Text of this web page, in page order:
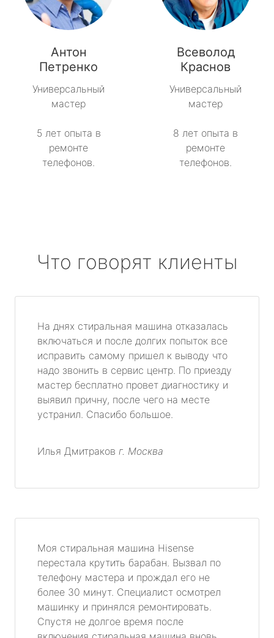
Антон
Петренко
Универсальный
мастер
5 лет опыта в
ремонте
телефонов.
Всеволод
Краснов
Универсальный
мастер
8 лет опыта в
ремонте
телефонов.
Что говорят клиенты
На днях стиральная машина отказалась
включаться и после долгих попыток все
исправить самому пришел к выводу что
надо звонить в сервис центр. По приезду
мастер бесплатно провет диагностику и
выявил причну, после чего на месте
устранил. Спасибо большое.
Илья Дмитраков г. Москва
Моя стиральная машина Hisense
перестала крутить барабан. Вызвал по
телефону мастера и прождал его не
более 30 минут. Специалист осмотрел
машинку и принялся ремонтировать.
Спустя не долгое время после